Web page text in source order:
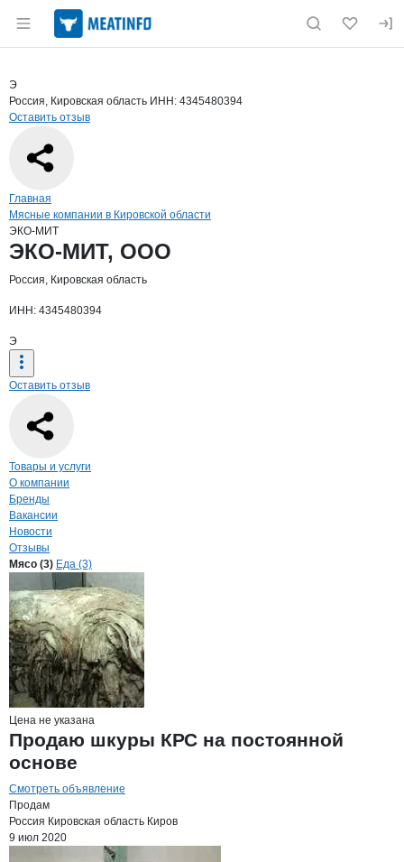
Раздел навигации по сайту meatinfo.ru
Страница компании
Страница компании
Краткая информация о компании
Э
Россия, Кировская область ИНН: 4345480394
Оставить отзыв
Навигация по сайту
Главная
Мясные компании в Кировской области
ЭКО-МИТ
Основная информация о компании
ЭКО-МИТ, ООО
Россия, Кировская область
ИНН: 4345480394
Э
Оставить отзыв
Навигация по странице
Товары и услуги
О компании
Бренды
Вакансии
Новости
Отзывы
ПродукцияЭКО-МИТ, ООО
Навигация по продуктам
Мясо (3) Еда (3)
Цена не указана
Продаю шкуры КРС на постоянной
основе
Смотреть объявление
Продам
Россия Кировская область Киров
9 июл 2020